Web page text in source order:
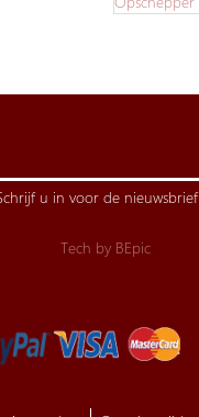
u in voor de nieuwsbrief
Tech by BEpic